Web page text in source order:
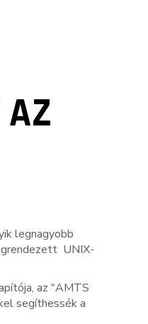
AZ
legnagyobb
UNIX-
az "AMTS
segíthessék a